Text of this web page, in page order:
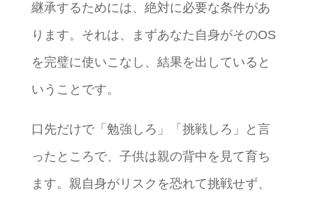
継承するためには、絶対に必要な条件があ
ります。それは、まずあなた自身がそのOS
を完璧に使いこなし、結果を出していると
いうことです。
口先だけで「勉強しろ」「挑戦しろ」と言
ったところで、子供は親の背中を見て育ち
ます。親自身がリスクを恐れて挑戦せず、